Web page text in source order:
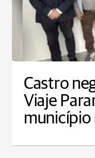
Castro
Viaje
município